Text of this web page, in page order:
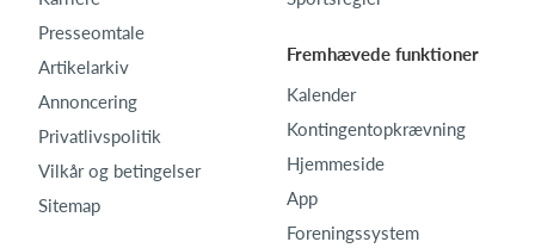
Presseomtale
Artikelarkiv
Annoncering
Privatlivspolitik
Vilkår og betingelser
Sitemap
Fremhævede funktioner
Kalender
Kontingentopkrævning
Hjemmeside
App
Foreningssystem